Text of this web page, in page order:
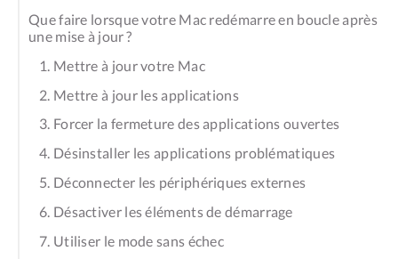
Que faire lorsque votre Mac redémarre en boucle après
une mise à jour ?
1. Mettre à jour votre Mac
2. Mettre à jour les applications
3. Forcer la fermeture des applications ouvertes
4. Désinstaller les applications problématiques
5. Déconnecter les périphériques externes
6. Désactiver les éléments de démarrage
7. Utiliser le mode sans échec